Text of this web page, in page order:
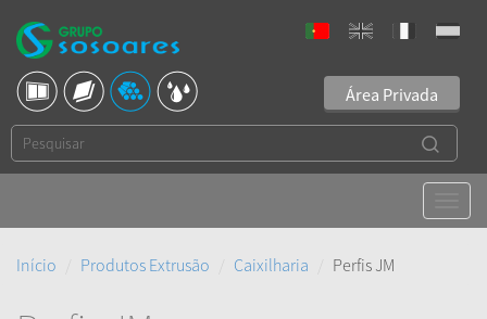
Área Privada
Início Produtos Extrusão Caixilharia Perfis JM